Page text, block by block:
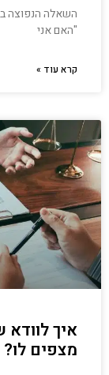
השאלה הנפוצה
"האם אני
קרא עוד »
איך
מצפים לו?